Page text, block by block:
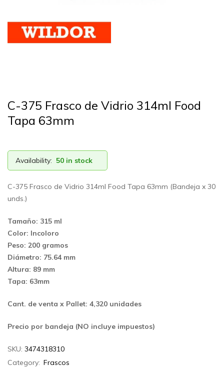
C-375 Frasco de Vidrio 314ml Food
Tapa 63mm
Availability: 50 in stock
C-375 Frasco de Vidrio 314ml Food Tapa 63mm (Bandeja x 30
unds.)
Tamaño: 315 ml
Color: Incoloro
Peso: 200 gramos
Diámetro: 75.64 mm
Altura: 89 mm
Tapa: 63mm
Cant. de venta x Pallet: 4,320 unidades
Precio por bandeja (NO incluye impuestos)
SKU: 3474318310
Category: Frascos